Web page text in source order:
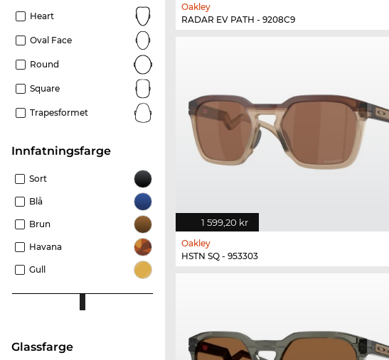
Heart
Oval Face
Round
Square
Trapesformet
Innfatningsfarge
Sort
Blå
Brun
Havana
Gull
Glassfarge
Oakley
RADAR EV PATH - 9208C9
1 599,20 kr
Oakley
HSTN SQ - 953303